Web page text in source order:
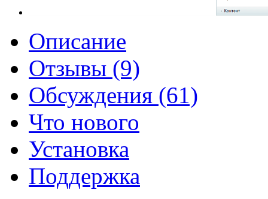
Описание
Отзывы (9)
Обсуждения (61)
Что нового
Установка
Поддержка